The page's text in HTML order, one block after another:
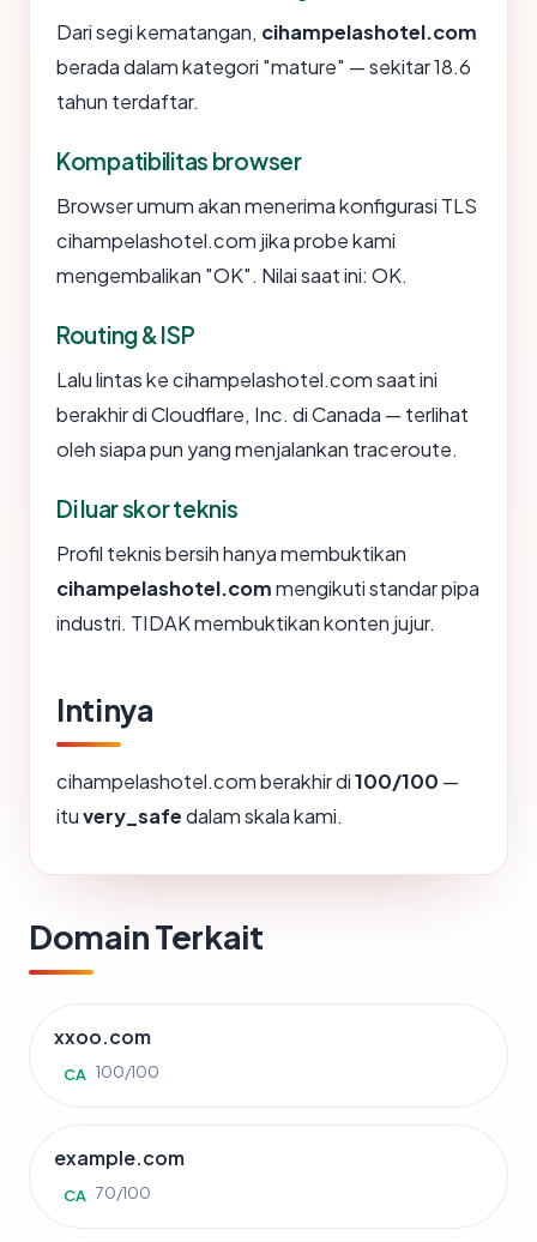
Dari segi kematangan, cihampelashotel.com
berada dalam kategori "mature" — sekitar 18.6
tahun terdaftar.
Kompatibilitas browser
Browser umum akan menerima konfigurasi TLS
cihampelashotel.com jika probe kami
mengembalikan "OK". Nilai saat ini: OK.
Routing & ISP
Lalu lintas ke cihampelashotel.com saat ini
berakhir di Cloudflare, Inc. di Canada — terlihat
oleh siapa pun yang menjalankan traceroute.
Di luar skor teknis
Profil teknis bersih hanya membuktikan
cihampelashotel.commengikuti standar pipa
industri. TIDAK membuktikan konten jujur.
Intinya
cihampelashotel.com berakhir di100/100 —
ituvery_safedalam skala kami.
Domain Terkait
xxoo.com
CA 100/100
example.com
CA 70/100